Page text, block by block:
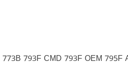
793F CMD 793F OEM 795F